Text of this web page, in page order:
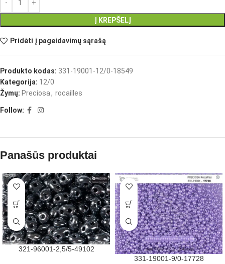
Į KREPŠELĮ
Pridėti į pageidavimų sąrašą
Produkto kodas: 331-19001-12/0-18549
Kategorija: 12/0
Žymų: Preciosa, rocailles
Follow:
Panašūs produktai
321-96001-2,5/5-49102
331-19001-9/0-17728